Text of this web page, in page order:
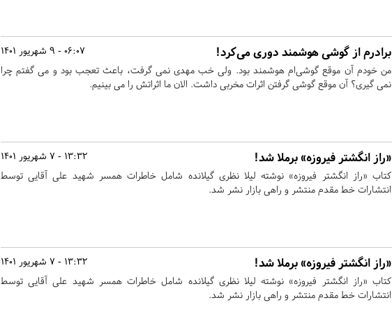
06:07 - 9 شهریور 1401 برادرم از گوشی هوشمند دوری می‌کرد!
من خودم آن موقع گوشی‌ام هوشمند بود. ولی خب مهدی نمی گرفت، باعث تعجب بود و می گفتم چرا
نمی گیری؟ آن موقع گوشی گرفتن اثرات مخربی داشت. الان ما اثراتش را می بینیم.
13:32 - 7 شهریور 1401 «راز انگشتر فیروزه» برملا شد!
کتاب «راز انگشتر فیروزه» نوشته لیلا نظری گیلانده شامل خاطرات همسر شهید علی آقایی توسط
انتشارات خط مقدم منتشر و راهی بازار نشر شد.
13:32 - 7 شهریور 1401 «راز انگشتر فیروزه» برملا شد!
کتاب «راز انگشتر فیروزه» نوشته لیلا نظری گیلانده شامل خاطرات همسر شهید علی آقایی توسط
انتشارات خط مقدم منتشر و راهی بازار نشر شد.